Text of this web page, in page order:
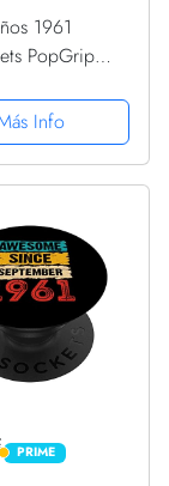
1961
PopGrip
Info
PRIME
PRIME